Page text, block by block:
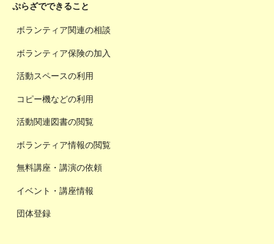
ぷらざでできること
ボランティア関連の相談
ボランティア保険の加入
活動スペースの利用
コピー機などの利用
活動関連図書の閲覧
ボランティア情報の閲覧
無料講座・講演の依頼
イベント・講座情報
団体登録